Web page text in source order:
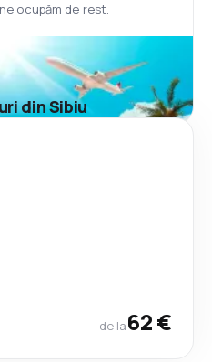
ocupăm de rest.
din Sibiu
de la62 €